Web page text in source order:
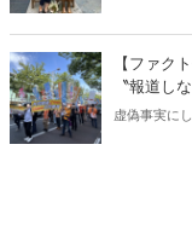
人』だと思
ネイルは仁
【ファク
〝報道し
虚偽事実に